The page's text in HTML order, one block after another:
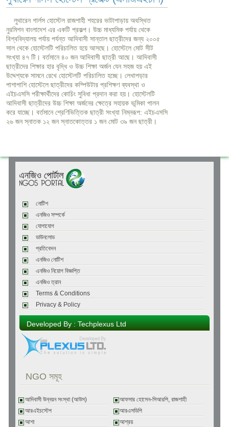
লুথারেন গার্লস হোস্টেল রাজশাহী শহরের ভাটাপাড়ায় অবস্থিত
নুরমিশন বাংলাদেশ এর একটি প্রকল্প। উচ্চ মাধ্যমিক পর্যায় থেকে
বিশ্ববিদ্যালয় পর্যায় পর্যন্ত আদিবাসী সান্তাল ছাত্রীদের জন্য ২০০৫
সাল থেকে হোস্টেলটি পরিচালিত হয়ে আসছে। হোস্টেলে মোট সীট
সংখ্যা ৪৭ টি। বর্তমানে ৪০ জন আদিবাসী ছাত্রী আছে। আদিবাসী
ছাত্রীদের শিক্ষার হার বৃদ্ধি ও উচ্চ শিক্ষা অর্জন যেন সহজ হয় এই
উদ্দেশ্যকে সামনে রেখে হোস্টেলটি পরিচালিত হচ্ছে। লেখাপড়ার
পাশাপাশি হোস্টেলে ছাত্রীদের কম্পিউটার প্রশিক্ষণ ব্যবস্থা ও
এইচএসসি পরীক্ষার্থীদের কোচিং সুবিধা প্রদান করা হয়। হোস্টেলটি
আদিবাসী ছাত্রীদের উচ্চ শিক্ষা অর্জনের ক্ষেত্রে সহায়ক ভূমিকা পালন
করে যাচ্ছে। বর্তমানে শ্রেণিভিত্তিক ছাত্রী সংখ্যা নিম্নরূপ: এইচএসসি
২৬ জন স্নাতক ১২ জন স্নাতকোত্তর ১ জন মোট ৩৯ জন ছাত্রী।
নোটিশ
এনজিও সম্পর্কে
যোগাযোগ
ডাউনলোড
প্রতিবেদন
এনজিও নোটিশ
এনজিও নিয়োগ বিজ্ঞপ্তি
এনজিও ত্রান
Terms & Conditions
Privacy & Policy
Developed By : Techplexus Ltd
NGO সমূহ
আদিবাসী উন্নয়ন সংস্থা (আউস)
আফসার হোসেন-সিআরপি, রাজশাহী
আরএইচস্টেপ
আরএসডিপি
আশা
আশ্রয়